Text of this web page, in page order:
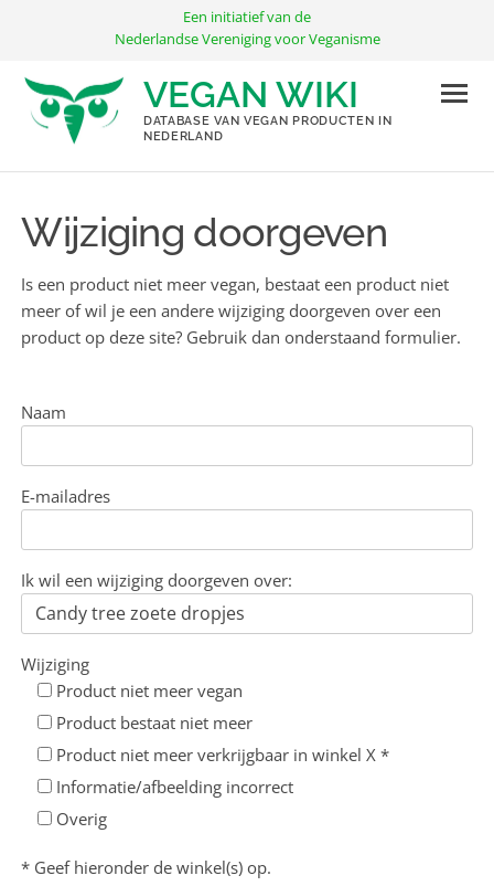
inhoud
Een initiatief van de
Nederlandse Vereniging voor Veganisme
VEGAN WIKI
DATABASE VAN VEGAN PRODUCTEN IN
NEDERLAND
Wijziging doorgeven
Is een product niet meer vegan, bestaat een product niet
meer of wil je een andere wijziging doorgeven over een
product op deze site? Gebruik dan onderstaand formulier.
Naam
E-mailadres
Ik wil een wijziging doorgeven over:
Wijziging
Product niet meer vegan
Product bestaat niet meer
Product niet meer verkrijgbaar in winkel X *
Informatie/afbeelding incorrect
Overig
* Geef hieronder de winkel(s) op.